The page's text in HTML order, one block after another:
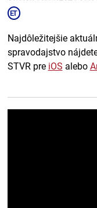
Najdôležitejšie
spravodajstvo
STVR pre iOS alebo